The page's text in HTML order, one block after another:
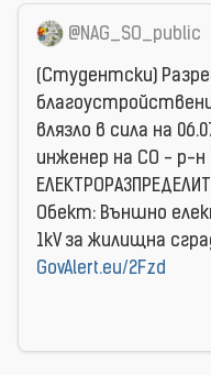
@NAG_SO_public
(Студентски)
влязло в сила на
инженер на СО - р-
Обект: Външно
1kV за жилищна
GovAlert.eu/2Fzd